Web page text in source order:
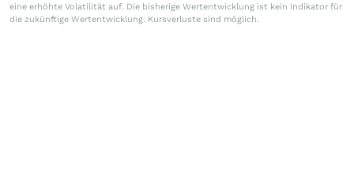
eine erhöhte Volatilität auf. Die bisherige Wertentwicklung ist kein Indikator für
die zukünftige Wertentwicklung. Kursverluste sind möglich.